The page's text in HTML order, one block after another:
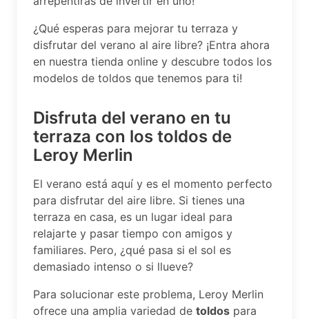
¿Qué esperas para mejorar tu terraza y
disfrutar del verano al aire libre? ¡Entra ahora
en nuestra tienda online y descubre todos los
modelos de toldos que tenemos para ti!
Disfruta del verano en tu
terraza con los toldos de
Leroy Merlin
El verano está aquí y es el momento perfecto
para disfrutar del aire libre. Si tienes una
terraza en casa, es un lugar ideal para
relajarte y pasar tiempo con amigos y
familiares. Pero, ¿qué pasa si el sol es
demasiado intenso o si llueve?
Para solucionar este problema, Leroy Merlin
ofrece una amplia variedad de toldos para